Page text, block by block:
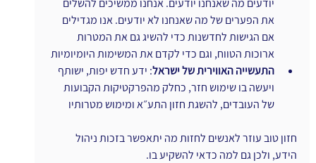
יודעים מה שאנחנו יודעים. אנחנו ממשיכים להשלים
את הפערים של מה שאנחנו לא יודעים. אנו מגדילים
אם הגישות לחדשנות כדי להשיג גם את המטרות
ארוכות הטווח, וגם כדי לקדם את המשימות היומיומיות
התעשייה האווירית של ישראל: ידע חדש יפות, ישותף
ויעשה בו שימוש חזר, כחלק מהפרקטיקות הקבועות
של העובדים, להשגת חזון התע״א ומימוש מטרותיו
חזון טוב עוזר לאנשים לחזות מה יתאפשר בזכות ניהול
הידע, ולכן גם למה כדאי להשקיע בו.